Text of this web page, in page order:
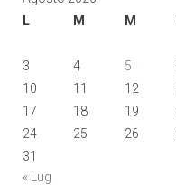
L
M M
3
4 5
10
11 12
17
18 19
24
25 26
31
« Lug